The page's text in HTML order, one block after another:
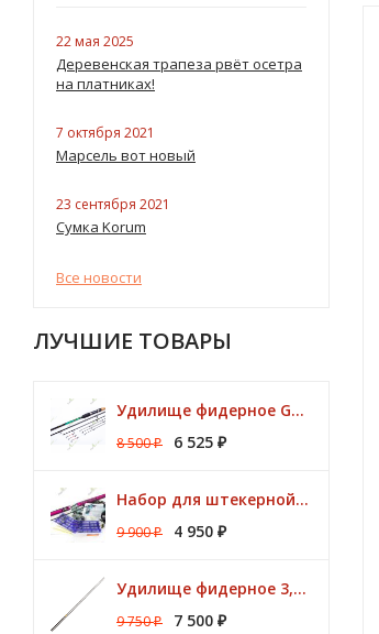
22 мая 2025
Деревенская трапеза рвёт осетра
на платниках!
7 октября 2021
Марсель вот новый
23 сентября 2021
Сумка Korum
Все новости
ЛУЧШИЕ ТОВАРЫ
Удилище фидерное GENLOG HONESTY HEAVY 3,80 м. до 140 гр.
8 500₽ 6 525 ₽
Набор для штекерной рыбалки CLUB KORUM PINK Поплавок (удилище 7м, аксессуары)
9 900₽ 4 950 ₽
Удилище фидерное 3,30 м CK Method Feeder 60 гр / 3 - 10 lbs Browning
9 750₽ 7 500 ₽